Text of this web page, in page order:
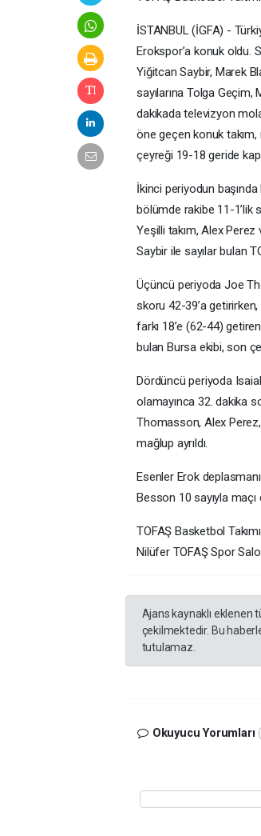
İSTANBUL (İGFA) -
Erokspor’a konuk oldu.
Yiğitcan Saybir, Marek
sayılarına Tolga
dakikada televizyon
öne geçen konuk
çeyreği 19-18 geride
İkinci periyodun
bölümde rakibe 11-1’lik
Yeşilli takım, Alex
Saybir ile sayılar bulan
Üçüncü periyoda Joe
skoru 42-39’a getirirken,
farkı 18’e (62-44)
bulan Bursa ekibi, son
Dördüncü periyoda
olamayınca 32. dakika
Thomasson, Alex
mağlup ayrıldı.
Esenler Erok
Besson 10 sayıyla
TOFAŞ Basketbol
Nilüfer TOFAŞ Spor
Ajans kaynaklı eklenen
çekilmektedir. Bu
tutulamaz.
Okuyucu Yorumları